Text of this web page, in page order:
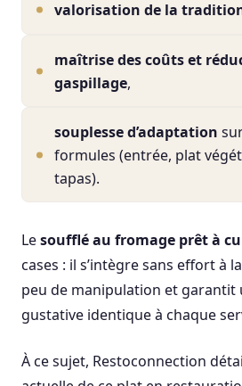
valorisation de la
maîtrise des coûts et
gaspillage,
souplesse d’adaptation
formules (entrée, plat
tapas).
Lesoufflé au fromage prêt à
cases : il s’intègre sans effort à
peu de manipulation et garantit
gustative identique à chaque
À ce sujet, Restoconnection